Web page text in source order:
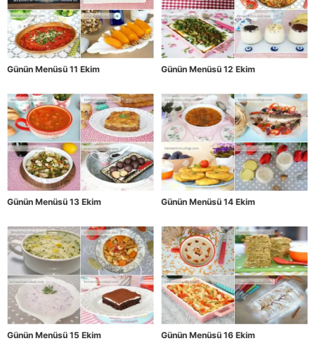
Günün Menüsü 11 Ekim Günün Menüsü 12 Ekim
Günün Menüsü 13 Ekim Günün Menüsü 14 Ekim
Günün Menüsü 15 Ekim Günün Menüsü 16 Ekim